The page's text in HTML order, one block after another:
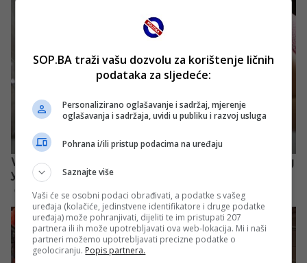
SOP.BA traži vašu dozvolu za korištenje ličnih
podataka za sljedeće:
Personalizirano oglašavanje i sadržaj, mjerenje
oglašavanja i sadržaja, uvidi u publiku i razvoj usluga
Pohrana i/ili pristup podacima na uređaju
Saznajte više
Vaši će se osobni podaci obrađivati, a podatke s vašeg
uređaja (kolačiće, jedinstvene identifikatore i druge podatke
uređaja) može pohranjivati, dijeliti te im pristupati 207
partnera ili ih može upotrebljavati ova web-lokacija. Mi i naši
partneri možemo upotrebljavati precizne podatke o
geolociranju. Popis partnera.